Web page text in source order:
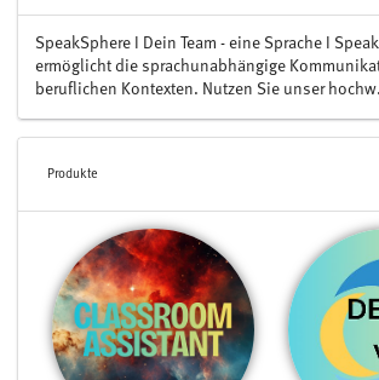
SpeakSphere I Dein Team - eine Sprache I
ermöglicht die sprachunabhängige
beruflichen Kontexten. Nutzen Sie unser
Produkte